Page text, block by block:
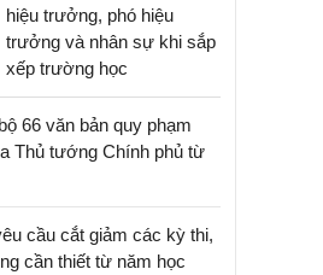
hiệu trưởng, phó hiệu
trưởng và nhân sự khi sắp
xếp trường học
66 văn bản quy phạm
Thủ tướng Chính phủ từ
cầu cắt giảm các kỳ thi,
cần thiết từ năm học